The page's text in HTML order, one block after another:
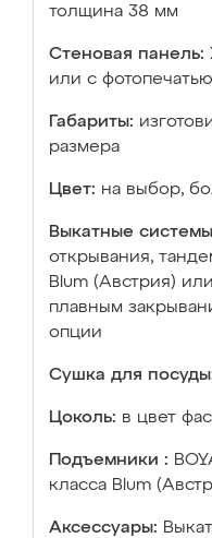
толщина 38 мм
Стеновая панель:
или с фотопечатью
Габариты:
размера
Цвет: на выбор,
Выкатные
открывания,
Blum (Австрия)
плавным
опции
Сушка для
Цоколь: в цвет
Подъемники :
класса Blum
Аксессуары: